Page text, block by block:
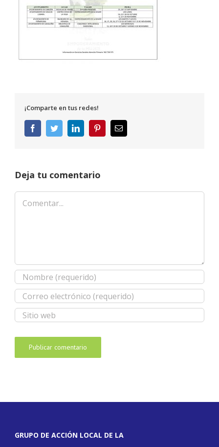
¡Comparte en tus redes!
FacebookTwitterLinkedInPinterestCorreo
electrónico
Deja tu comentario
Comentar
GRUPO DE ACCIÓN LOCAL DE LA